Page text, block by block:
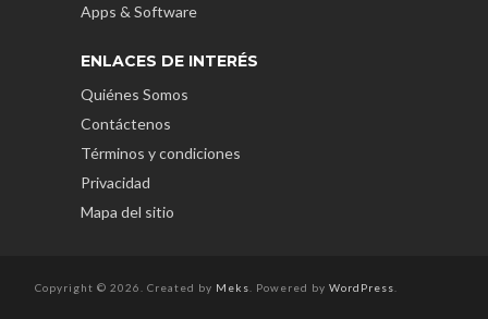
Apps & Software
ENLACES DE INTERÉS
Quiénes Somos
Contáctenos
Términos y condiciones
Privacidad
Mapa del sitio
Copyright © 2026. Created by Meks . Powered by WordPress